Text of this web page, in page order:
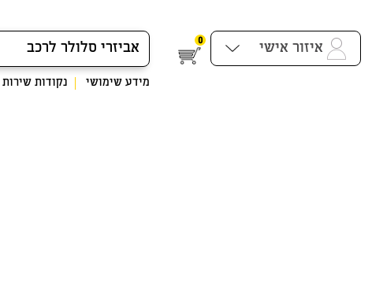
איזור אישי 0
מידע שימושי נקודות שירות